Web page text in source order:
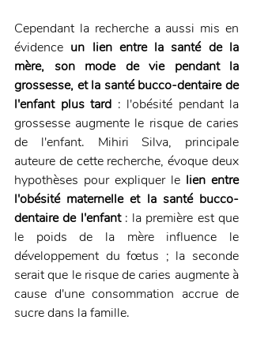
Cependant la recherche a aussi mis en
évidence un lien entre la santé de la
mère, son mode de vie pendant la
grossesse, et la santé bucco-dentaire de
l'enfant plus tard : l'obésité pendant la
grossesse augmente le risque de caries
de l'enfant. Mihiri Silva, principale
auteure de cette recherche, évoque deux
hypothèses pour expliquer le lien entre
l'obésité maternelle et la santé bucco-
dentaire de l'enfant : la première est que
le poids de la mère influence le
développement du fœtus ; la seconde
serait que le risque de caries augmente à
cause d'une consommation accrue de
sucre dans la famille.